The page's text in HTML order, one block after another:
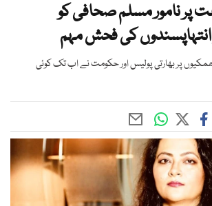
نامور مسلم صحافی کو
کی فحش مہم
پر بھارتی پولیس اور حکومت نے اب تک کوئی